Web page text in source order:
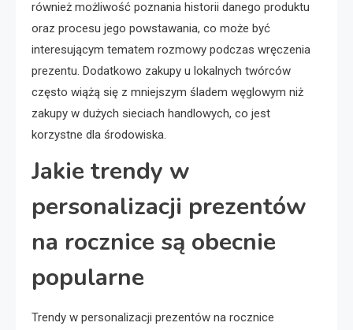
również możliwość poznania historii danego produktu
oraz procesu jego powstawania, co może być
interesującym tematem rozmowy podczas wręczenia
prezentu. Dodatkowo zakupy u lokalnych twórców
często wiążą się z mniejszym śladem węglowym niż
zakupy w dużych sieciach handlowych, co jest
korzystne dla środowiska.
Jakie trendy w
personalizacji prezentów
na rocznice są obecnie
popularne
Trendy w personalizacji prezentów na rocznice